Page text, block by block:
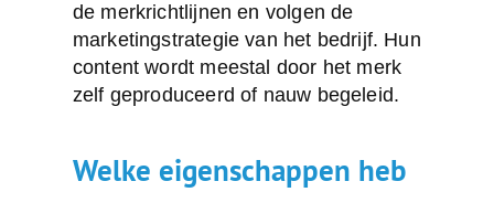
de merkrichtlijnen en volgen de
marketingstrategie van het bedrijf. Hun
content wordt meestal door het merk
zelf geproduceerd of nauw begeleid.
Welke eigenschappen heb